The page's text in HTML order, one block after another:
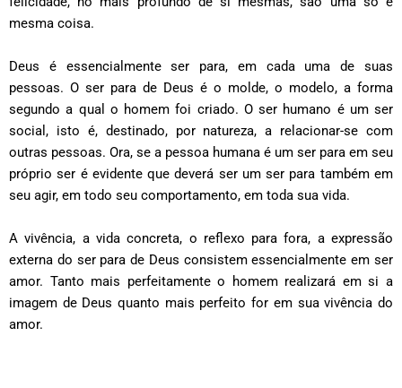
mesma coisa.
Deus é essencialmente ser para, em cada uma de suas
pessoas. O ser para de Deus é o molde, o modelo, a forma
segundo a qual o homem foi criado. O ser humano é um ser
social, isto é, destinado, por natureza, a relacionar-se com
outras pessoas. Ora, se a pessoa humana é um ser para em seu
próprio ser é evidente que deverá ser um ser para também em
seu agir, em todo seu comportamento, em toda sua vida.
A vivência, a vida concreta, o reflexo para fora, a expressão
externa do ser para de Deus consistem essencialmente em ser
amor. Tanto mais perfeitamente o homem realizará em si a
imagem de Deus quanto mais perfeito for em sua vivência do
amor.